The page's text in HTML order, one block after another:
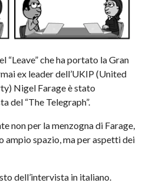
“Leave” che ha portato la Gran
ex leader dell’UKIP (United
Nigel Farage è stato
del “The Telegraph”.
non per la menzogna di Farage,
ampio spazio, ma per aspetti dei
dell’intervista in italiano.